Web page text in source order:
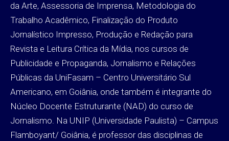
da Arte, Assessoria de Imprensa, Metodologia do
Trabalho Acadêmico, Finalização do Produto
Jornalístico Impresso, Produção e Redação para
Revista e Leitura Crítica da Mídia, nos cursos de
Publicidade e Propaganda, Jornalismo e Relações
Públicas da UniFasam – Centro Universitário Sul
Americano, em Goiânia, onde também é integrante do
Núcleo Docente Estruturante (NAD) do curso de
Jornalismo. Na UNIP (Universidade Paulista) – Campus
Flamboyant/ Goiânia, é professor das disciplinas de